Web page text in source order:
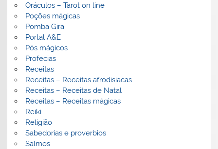
Oráculos – Tarot on line
Poções mágicas
Pomba Gira
Portal A&E
Pós mágicos
Profecias
Receitas
Receitas – Receitas afrodisiacas
Receitas – Receitas de Natal
Receitas – Receitas mágicas
Reiki
Religião
Sabedorias e proverbios
Salmos